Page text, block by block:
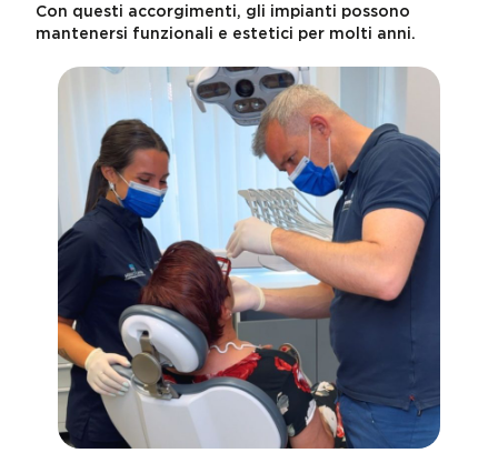
Con questi accorgimenti, gli impianti possono
mantenersi funzionali e estetici per molti anni.